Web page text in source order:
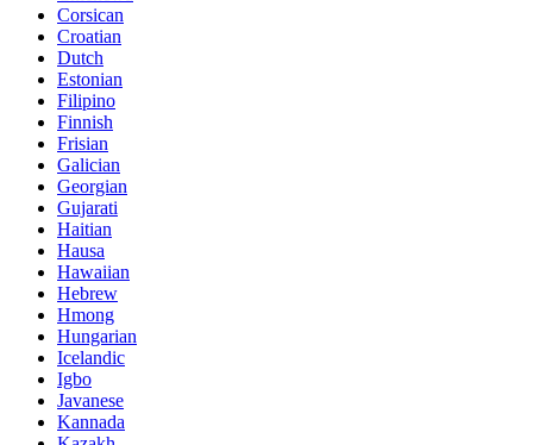
Corsican
Croatian
Dutch
Estonian
Filipino
Finnish
Frisian
Galician
Georgian
Gujarati
Haitian
Hausa
Hawaiian
Hebrew
Hmong
Hungarian
Icelandic
Igbo
Javanese
Kannada